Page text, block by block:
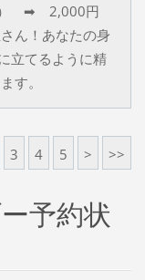
） ➡ 2,000円
ん！あなたの身
立てるように精
ます。
3 4 5 > >>
予約状